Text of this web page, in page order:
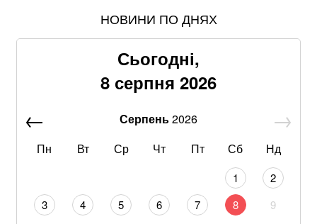
Понад 9,2 млрд грн: що відомо про нову гучну
Зеленський та Сибіга відреагували на ухвалення
«пекельних санкцій» проти рф
Хацкевич: Гуцуляк навіть не прийшов потиснути
Хвиля похолодання накриє Україну: Діденко назвала
Через повагу до Реалу: Родрі отримуватиме в
НОВИНИ ПО ДНЯХ
Сьогодні,
8 серпня 2026
Серпень2026
Пн
Вт Ср Чт Пт Сб Нд
1
2
3
4 5 6 7 8
9